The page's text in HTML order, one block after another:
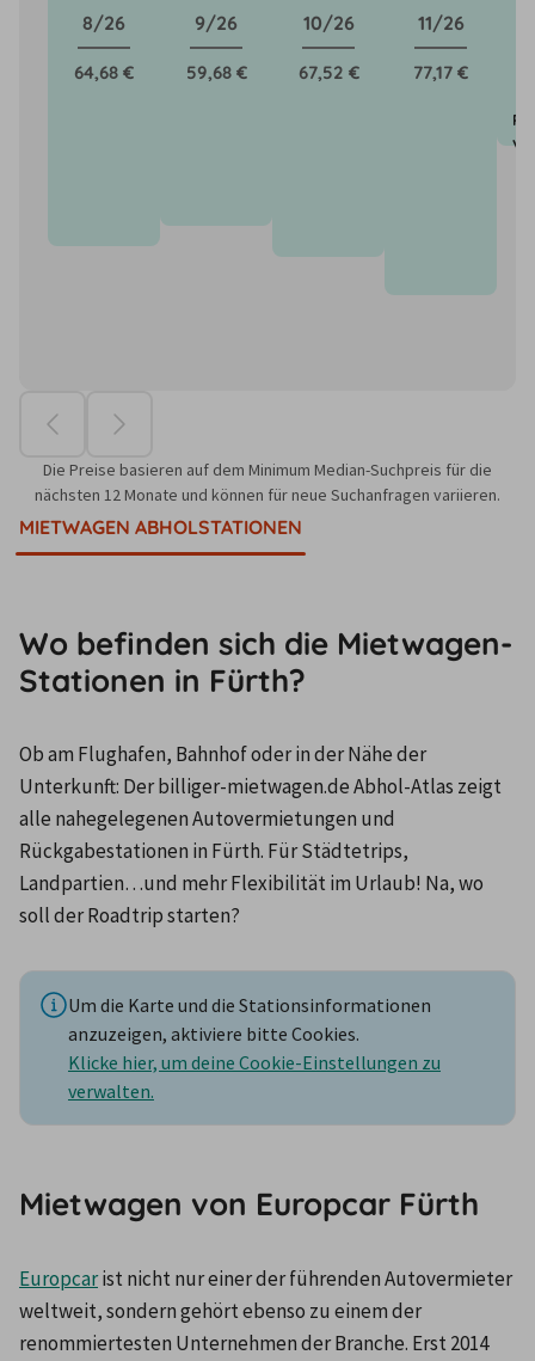
8/26
64,68 €
9/26
59,68 €
10/26
67,52 €
11/26
77,17 €
Die Preise basieren auf dem Minimum Median-Suchpreis für die
nächsten 12 Monate und können für neue Suchanfragen variieren.
MIETWAGEN ABHOLSTATIONEN
Wo befinden sich die Mietwagen-
Stationen in Fürth?
Ob am Flughafen, Bahnhof oder in der Nähe der
Unterkunft: Der billiger-mietwagen.de Abhol-Atlas zeigt
alle nahegelegenen Autovermietungen und
Rückgabestationen in Fürth. Für Städtetrips,
Landpartien…und mehr Flexibilität im Urlaub! Na, wo
soll der Roadtrip starten?
Um die Karte und die Stationsinformationen
anzuzeigen, aktiviere bitte Cookies.
Klicke hier, um deine Cookie-Einstellungen zu
verwalten.
Mietwagen von Europcar Fürth
Europcar ist nicht nur einer der führenden Autovermieter
weltweit, sondern gehört ebenso zu einem der
renommiertesten Unternehmen der Branche. Erst 2014